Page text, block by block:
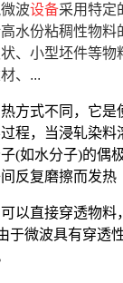
波设备采用特定
水份粘稠性物料
、小型坯件等物
、...
方式不同，它是
程，当浸轧染料
(如水分子)的偶
反复磨擦而发热
以直接穿透物料
于微波具有穿透